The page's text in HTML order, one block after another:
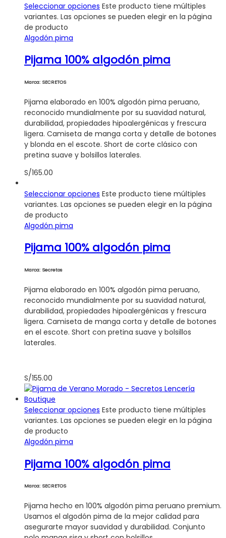
Seleccionar opciones Este producto tiene múltiples
variantes. Las opciones se pueden elegir en la página
de producto
Algodón pima
Pijama 100% algodón pima
Marca: SECRETOS
Pijama elaborado en 100% algodón pima peruano,
reconocido mundialmente por su suavidad natural,
durabilidad, propiedades hipoalergénicas y frescura
ligera. Camiseta de manga corta y detalle de botones
y blonda en el escote. Short de corte clásico con
pretina suave y bolsillos laterales.
S/165.00
Seleccionar opciones Este producto tiene múltiples
variantes. Las opciones se pueden elegir en la página
de producto
Algodón pima
Pijama 100% algodón pima
Marca: Secretos
Pijama elaborado en 100% algodón pima peruano,
reconocido mundialmente por su suavidad natural,
durabilidad, propiedades hipoalergénicas y frescura
ligera. Camiseta de manga corta y detalle de botones
en el escote. Short con pretina suave y bolsillos
laterales.
S/155.00
Seleccionar opciones Este producto tiene múltiples
variantes. Las opciones se pueden elegir en la página
de producto
Algodón pima
Pijama 100% algodón pima
Marca: SECRETOS
Pijama hecho en 100% algodón pima peruano premium.
Usamos el algodón pima de la mejor calidad para
asegurarte mayor suavidad y durabilidad. Conjunto